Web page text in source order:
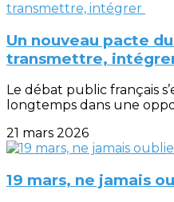
Un nouveau pacte
transmettre,
Le débat public français
longtemps dans une
21 mars 2026
19 mars, ne jamais